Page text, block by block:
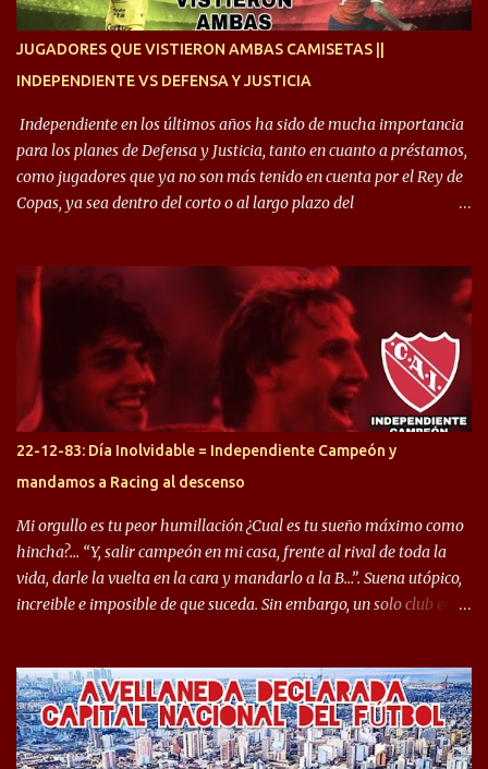
enfocamos en la preparación física. El grupo está encontrando la
JUGADORES QUE VISTIERON AMBAS CAMISETAS ||
INDEPENDIENTE VS DEFENSA Y JUSTICIA
Independiente en los últimos años ha sido de mucha importancia
para los planes de Defensa y Justicia, tanto en cuanto a préstamos,
como jugadores que ya no son más tenido en cuenta por el Rey de
Copas, ya sea dentro del corto o al largo plazo del
Halcón de Varela, como lo es Brian Romero, quien paso a
préstamo allí durante el último mercado de pases y ha rendido de
gran manera, convirtiendo goles importantes, sobre todo en la
copa sudamericana. Pero no sucedió lo mismo en cuanto al
rendimiento que ha producido en el Rojo. Pasando a jugadores que
jugaron en Defensa y ahora están en el rojo, tenemos a la dupla
Gastón Togni y Domingo Blanco, donde ambos explotaron
futbolísticamente hablando en el equipo de Varela, donde, por
ejemplo, el caso de Mingo llego a ser tenido en cuenta para el
Seleccionado Argentino, rendimiento que aún no ha logrado
mostrar en Independiente. En e...
22-12-83: Día Inolvidable = Independiente Campeón y
mandamos a Racing al descenso
Mi orgullo es tu peor humillación ¿Cual es tu sueño máximo como
hincha?… “Y, salir campeón en mi casa, frente al rival de toda la
vida, darle la vuelta en la cara y mandarlo a la B…”. Suena utópico,
increible e imposible de que suceda. Sin embargo, un solo club en el
campeonato del '83 año consagratorio para el Rojo y, por el otro, el
haber mandado al descenso a su eterno rival. 22 de diciembre de
1983 es una fecha que pocos hinchas de Independiente pueden
dejar en el olvido. Es que ese día, el "Rojo" derrotó a Racing por 2 a